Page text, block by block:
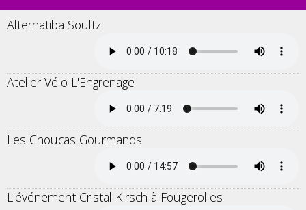
Alternatiba Soultz
Atelier Vélo L'Engrenage
Les Choucas Gourmands
L'événement Cristal Kirsch à Fougerolles